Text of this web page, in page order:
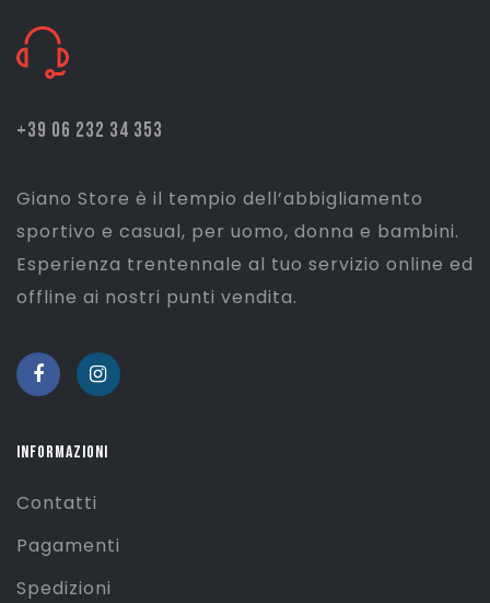
+39 06 232 34 353
Giano Store è il tempio dell’abbigliamento
sportivo e casual, per uomo, donna e bambini.
Esperienza trentennale al tuo servizio online ed
offline ai nostri punti vendita.
INFORMAZIONI
Contatti
Pagamenti
Spedizioni